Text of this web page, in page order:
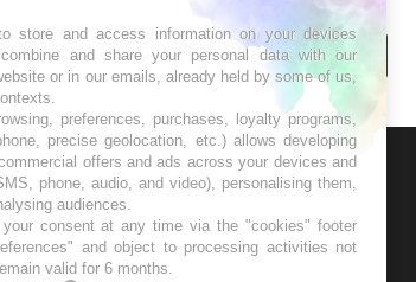
les meilleures
store and access information on your devices
and share your personal data with our
or in our emails, already held by some of us,
preferences, purchases, loyalty programs,
precise geolocation, etc.) allows developing
offers and ads across your devices and
phone, audio, and video), personalising them,
audiences.
consent at any time via the "cookies" footer
and object to processing activities not
valid for 6 months.